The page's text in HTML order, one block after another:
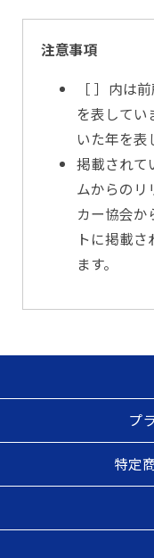
注意事項
［ ］内は
を表してい
いた年を表
掲載されて
ムからのリ
カー協会か
トに掲載
ます。
プ
特定